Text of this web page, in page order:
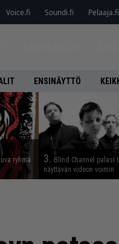
Voice.fi Soundi.fi Pelaaja.fi
ENSINÄYTTÖ
ryhmä
3. Blind Channel palasi
näyttävän videon voimin